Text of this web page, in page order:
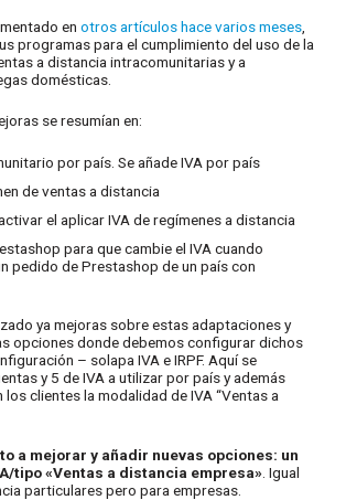
enotros artículos hace varios meses
programas para el cumplimiento del uso de la
a distancia intracomunitarias y a
domésticas.
se resumían en:
por país. Se añade IVA por país
de ventas a distancia
el aplicar IVA de regímenes a distancia
para que cambie el IVA cuando
pedido de Prestashop de un país con
ya mejoras sobre estas adaptaciones y
opciones donde debemos configurar dichos
– solapa IVA e IRPF. Aquí se
y 5 de IVA a utilizar por país y además
clientes la modalidad de IVA “Ventas a
a mejorar y añadir nuevas opciones: un
tipo «Ventas a distancia empresa» . Igual
particulares pero para empresas.